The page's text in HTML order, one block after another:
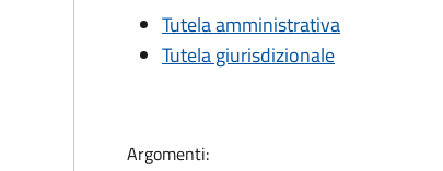
Tutela amministrativa
Tutela giurisdizionale
Argomenti: